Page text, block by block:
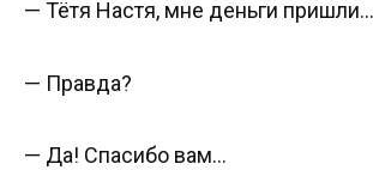
— Тётя Настя, мне деньги
— Правда?
— Да! Спасибо вам…